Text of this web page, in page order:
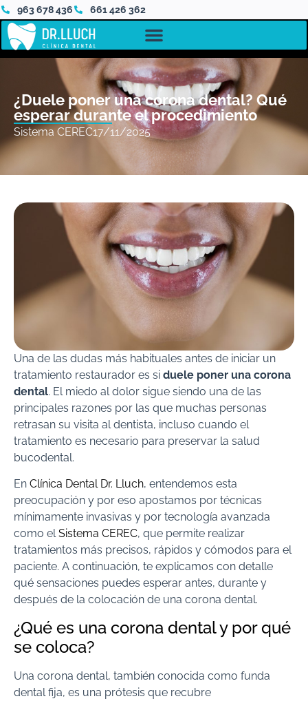
963 678 436 661 426 362
¿Duele poner una corona dental? Qué
esperar durante el procedimiento
Sistema CEREC17/11/2025
Una de las dudas más habituales antes de iniciar un
tratamiento restaurador es si duele poner una corona
dental. El miedo al dolor sigue siendo una de las
principales razones por las que muchas personas
retrasan su visita al dentista, incluso cuando el
tratamiento es necesario para preservar la salud
bucodental.
En Clínica Dental Dr. Lluch, entendemos esta
preocupación y por eso apostamos por técnicas
mínimamente invasivas y por tecnología avanzada
como elSistema CEREC, que permite realizar
tratamientos más precisos, rápidos y cómodos para el
paciente. A continuación, te explicamos con detalle
qué sensaciones puedes esperar antes, durante y
después de la colocación de una corona dental.
¿Qué es una corona dental y por qué
se coloca?
Una corona dental, también conocida como funda
dental fija, es una prótesis que recubre